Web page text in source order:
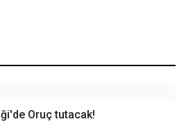
Oruç tutacak!